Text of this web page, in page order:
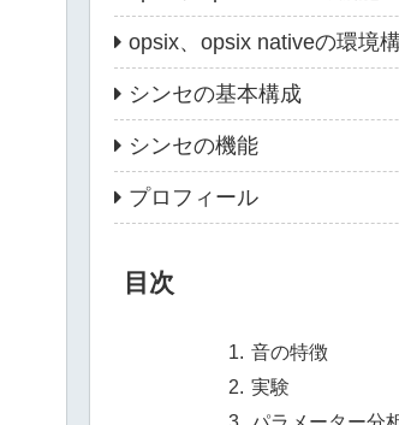
opsix、opsix nativeの環境
シンセの基本構成
シンセの機能
プロフィール
目次
音の特徴
実験